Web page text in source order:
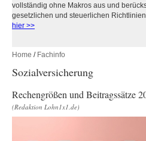
vollständig ohne Makros aus und
gesetzlichen und steuerlichen
hier >>
Home / Fachinfo
Sozialversicherung
Rechengrößen und Beitragssätze
(Redaktion Lohn1x1.de)